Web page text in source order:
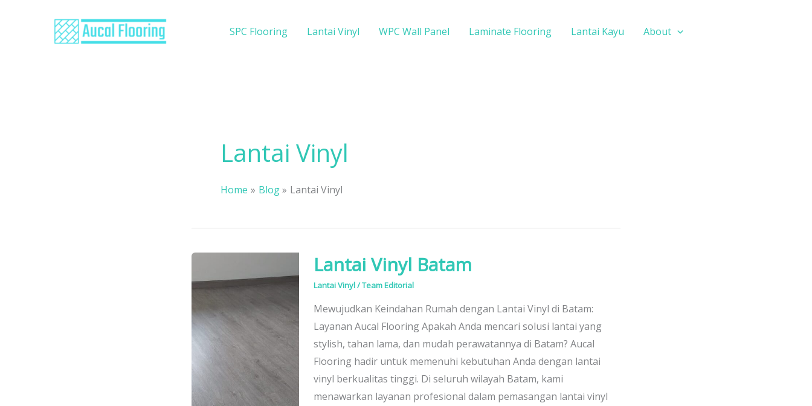
SPC Flooring Lantai Vinyl WPC Wall Panel Laminate Flooring Lantai Kayu About
Lantai Vinyl
Home Blog Lantai Vinyl
Lantai Vinyl Batam
Lantai Vinyl/Team Editorial
Mewujudkan Keindahan Rumah dengan Lantai Vinyl di Batam:
Layanan Aucal Flooring Apakah Anda mencari solusi lantai yang
stylish, tahan lama, dan mudah perawatannya di Batam? Aucal
Flooring hadir untuk memenuhi kebutuhan Anda dengan lantai
vinyl berkualitas tinggi. Di seluruh wilayah Batam, kami
menawarkan layanan profesional dalam pemasangan lantai vinyl
Lantai